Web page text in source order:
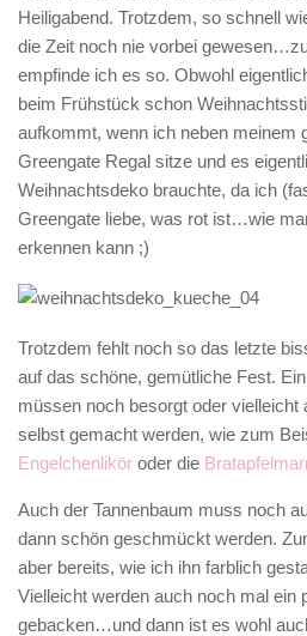
Heiligabend. Trotzdem, so schnell
die Zeit noch nie vorbei
empfinde ich es so. Obwohl
beim Frühstück schon
aufkommt, wenn ich neben meinem
Greengate Regal sitze und es
Weihnachtsdeko brauchte, da ich
Greengate liebe, was rot ist…wie
erkennen kann ;)
Trotzdem fehlt noch so das letzte
auf das schöne, gemütliche Fest.
müssen noch besorgt oder vielleicht
selbst gemacht werden, wie zum
Engelchenlikör oder die
Auch der Tannenbaum muss noch
dann schön geschmückt werden.
aber bereits, wie ich ihn farblich
Vielleicht werden auch noch mal ein
gebacken…und dann ist es wohl